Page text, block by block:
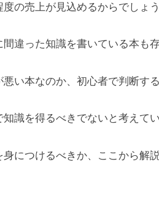
の売上が見込めるからでしょう
違った知識を書いている本も
い本なのか、初心者で判断す
識を得るべきでないと考えてい
につけるべきか、ここから解説